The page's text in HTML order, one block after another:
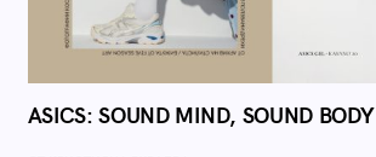
ASICS: SOUND MIND, SOUND BODY